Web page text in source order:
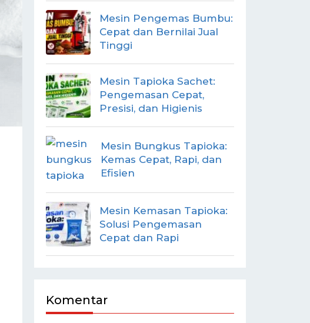
Mesin Pengemas Bumbu:
Cepat dan Bernilai Jual
Tinggi
Mesin Tapioka Sachet:
Pengemasan Cepat,
Presisi, dan Higienis
Mesin Bungkus Tapioka:
Kemas Cepat, Rapi, dan
Efisien
Mesin Kemasan Tapioka:
Solusi Pengemasan
Cepat dan Rapi
Komentar